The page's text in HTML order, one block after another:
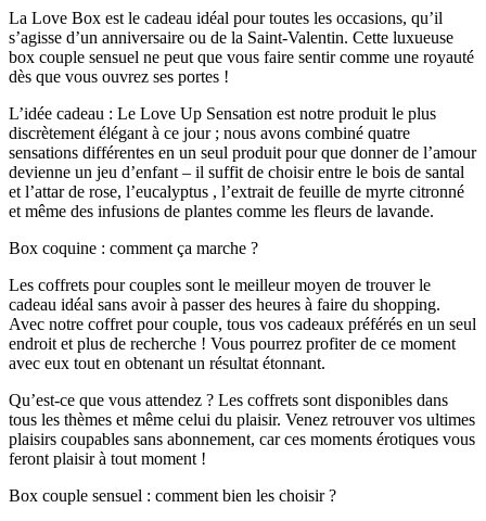
La Love Box est le cadeau idéal pour toutes les occasions, qu’il
s’agisse d’un anniversaire ou de la Saint-Valentin. Cette luxueuse
box couple sensuel ne peut que vous faire sentir comme une royauté
dès que vous ouvrez ses portes !
L’idée cadeau : Le Love Up Sensation est notre produit le plus
discrètement élégant à ce jour ; nous avons combiné quatre
sensations différentes en un seul produit pour que donner de l’amour
devienne un jeu d’enfant – il suffit de choisir entre le bois de santal
et l’attar de rose, l’eucalyptus , l’extrait de feuille de myrte citronné
et même des infusions de plantes comme les fleurs de lavande.
Box coquine : comment ça marche ?
Les coffrets pour couples sont le meilleur moyen de trouver le
cadeau idéal sans avoir à passer des heures à faire du shopping.
Avec notre coffret pour couple, tous vos cadeaux préférés en un seul
endroit et plus de recherche ! Vous pourrez profiter de ce moment
avec eux tout en obtenant un résultat étonnant.
Qu’est-ce que vous attendez ? Les coffrets sont disponibles dans
tous les thèmes et même celui du plaisir. Venez retrouver vos ultimes
plaisirs coupables sans abonnement, car ces moments érotiques vous
feront plaisir à tout moment !
Box couple sensuel : comment bien les choisir ?